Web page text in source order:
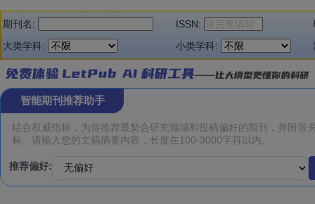
期刊名: ISSN:
大类学科:
小类学科:
智能期刊推荐助手
推荐偏好: